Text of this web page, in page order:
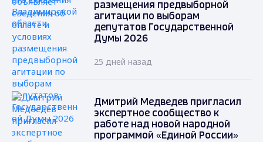
размещения предвыборной
агитации по выборам
депутатов Государственной
Думы 2026
25 дней назад
Дмитрий Медведев пригласил
экспертное сообщество к
работе над новой народной
программой «Единой России»